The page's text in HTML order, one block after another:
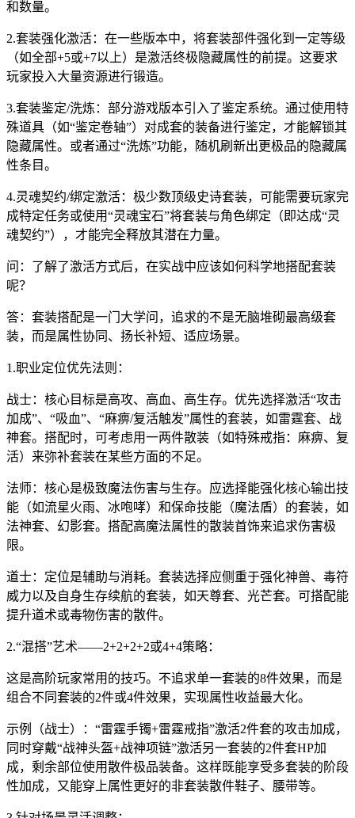
和数量。
2.套装强化激活：在一些版本中，将套装部件强化到一定等级
（如全部+5或+7以上）是激活终极隐藏属性的前提。这要求
玩家投入大量资源进行锻造。
3.套装鉴定/洗炼：部分游戏版本引入了鉴定系统。通过使用特
殊道具（如“鉴定卷轴”）对成套的装备进行鉴定，才能解锁其
隐藏属性。或者通过“洗炼”功能，随机刷新出更极品的隐藏属
性条目。
4.灵魂契约/绑定激活：极少数顶级史诗套装，可能需要玩家完
成特定任务或使用“灵魂宝石”将套装与角色绑定（即达成“灵
魂契约”），才能完全释放其潜在力量。
问：了解了激活方式后，在实战中应该如何科学地搭配套装
呢？
答：套装搭配是一门大学问，追求的不是无脑堆砌最高级套
装，而是属性协同、扬长补短、适应场景。
1.职业定位优先法则：
战士：核心目标是高攻、高血、高生存。优先选择激活“攻击
加成”、“吸血”、“麻痹/复活触发”属性的套装，如雷霆套、战
神套。搭配时，可考虑用一两件散装（如特殊戒指：麻痹、复
活）来弥补套装在某些方面的不足。
法师：核心是极致魔法伤害与生存。应选择能强化核心输出技
能（如流星火雨、冰咆哮）和保命技能（魔法盾）的套装，如
法神套、幻影套。搭配高魔法属性的散装首饰来追求伤害极
限。
道士：定位是辅助与消耗。套装选择应侧重于强化神兽、毒符
威力以及自身生存续航的套装，如天尊套、光芒套。可搭配能
提升道术或毒物伤害的散件。
2.“混搭”艺术——2+2+2+2或4+4策略：
这是高阶玩家常用的技巧。不追求单一套装的8件效果，而是
组合不同套装的2件或4件效果，实现属性收益最大化。
示例（战士）：“雷霆手镯+雷霆戒指”激活2件套的攻击加成，
同时穿戴“战神头盔+战神项链”激活另一套装的2件套HP加
成，剩余部位使用散件极品装备。这样既能享受多套装的阶段
性加成，又能穿上属性更好的非套装散件鞋子、腰带等。